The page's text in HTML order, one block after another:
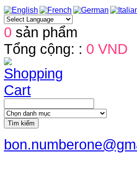
0 sản phẩm
Tổng cộng: : 0 VND
Tìm kiếm